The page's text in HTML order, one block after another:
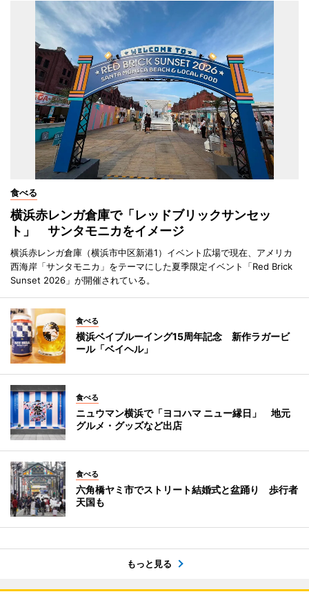
食べる
横浜赤レンガ倉庫で「レッドブリックサンセッ
ト」 サンタモニカをイメージ
横浜赤レンガ倉庫（横浜市中区新港1）イベント広場で現在、アメリカ
西海岸「サンタモニカ」をテーマにした夏季限定イベント「Red Brick
Sunset 2026」が開催されている。
食べる
横浜ベイブルーイング15周年記念 新作ラガービ
ール「ベイヘル」
食べる
ニュウマン横浜で「ヨコハマ ニュー縁日」 地元
グルメ・グッズなど出店
食べる
六角橋ヤミ市でストリート結婚式と盆踊り 歩行者
天国も
もっと見る